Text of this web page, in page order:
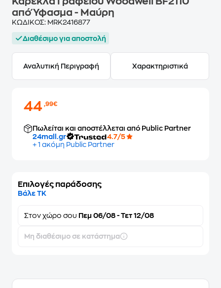
από Ύφασμα - Μαύρη
ΚΩΔΙΚΟΣ: MRK2416877
Διαθέσιμο για αποστολή
Αναλυτική Περιγραφή Χαρακτηριστικά
44,99€
Πωλείται και αποστέλλεται από Public Partner
24mall.gr
4.7/5
+ 1 ακόμη Public Partner
Επιλογές παράδοσης
Βάλε ΤΚ
Στον χώρο σου Πεμ 06/08 - Τετ 12/08
Μη διαθέσιμο σε κατάστημα